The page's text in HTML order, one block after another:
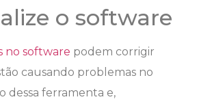
o software
no software podem corrigir
causando problemas no
dessa ferramenta e,